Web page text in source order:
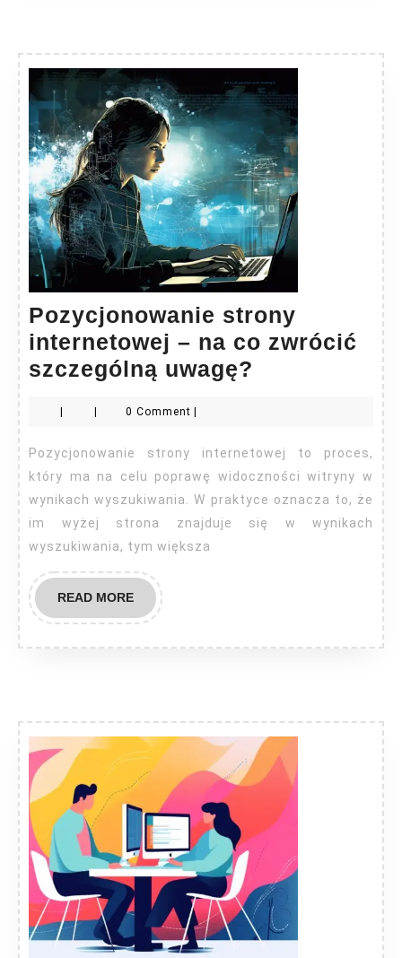
Pozycjonowanie strony
internetowej – na co zwrócić
szczególną uwagę?
internetowej
–
na
co
zwrócić
| | 0 Comment |
Pozycjonowanie strony internetowej to proces,
który ma na celu poprawę widoczności witryny w
wynikach wyszukiwania. W praktyce oznacza to, że
im wyżej strona znajduje się w wynikach
wyszukiwania, tym większa
READ MOREREAD
MORE